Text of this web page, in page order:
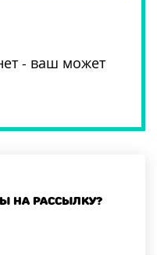
- ваш может
на рассылку?